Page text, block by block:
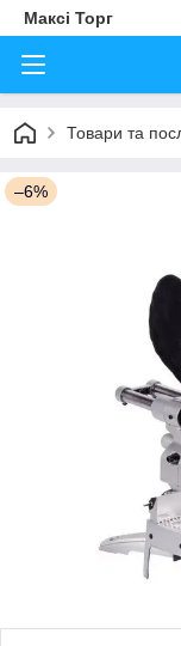
Максі Торг
Товари та
–6%